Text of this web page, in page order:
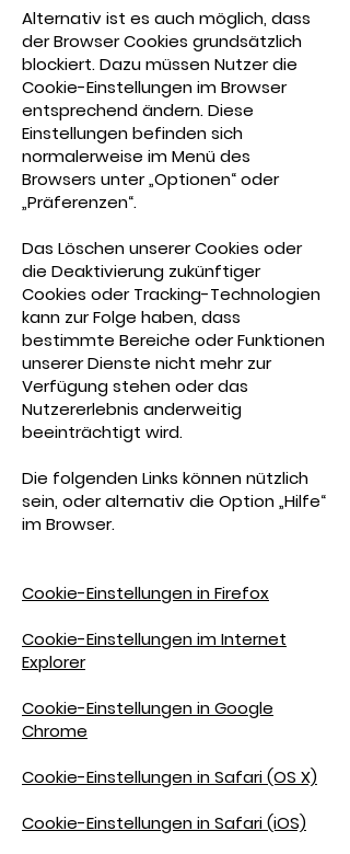
Alternativ ist es auch möglich, dass
der Browser Cookies grundsätzlich
blockiert. Dazu müssen Nutzer die
Cookie-Einstellungen im Browser
entsprechend ändern. Diese
Einstellungen befinden sich
normalerweise im Menü des
Browsers unter „Optionen“ oder
„Präferenzen“.
Das Löschen unserer Cookies oder
die Deaktivierung zukünftiger
Cookies oder Tracking-Technologien
kann zur Folge haben, dass
bestimmte Bereiche oder Funktionen
unserer Dienste nicht mehr zur
Verfügung stehen oder das
Nutzererlebnis anderweitig
beeinträchtigt wird.
Die folgenden Links können nützlich
sein, oder alternativ die Option „Hilfe“
im Browser.
Cookie-Einstellungen in Firefox
Cookie-Einstellungen im Internet
Explorer
Cookie-Einstellungen in Google
Chrome
Cookie-Einstellungen in Safari (OS X)
Cookie-Einstellungen in Safari (iOS)